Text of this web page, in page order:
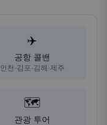
✈️
공항 콜밴
인천·김포·김해·제주
🗺️
관광 투어